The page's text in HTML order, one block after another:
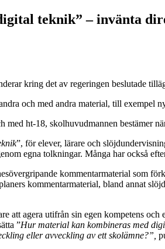
teknik” – invänta
kring det av regeringen beslutade
och med andra material, till exempel
ht-18, skolhuvud­mannen bestämer
”, för elever, lärare och
egna tolkningar. Många har också
kommentarmaterial som
kommentarmaterial, bland annat
att agera utifrån sin egen kompetens
”Hur material kan kombineras med
eller avveckling av ett skolämne?”,